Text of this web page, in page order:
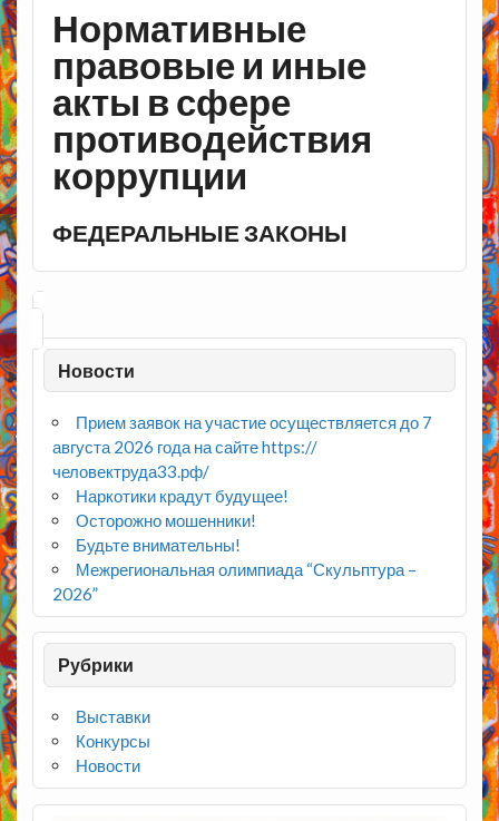
Нормативные
правовые и иные
акты в сфере
противодействия
коррупции
ФЕДЕРАЛЬНЫЕ ЗАКОНЫ
Новости
Прием заявок на участие осуществляется до 7
августа 2026 года на сайте https://
человектруда33.рф/
Наркотики крадут будущее!
Осторожно мошенники!
Будьте внимательны!
Межрегиональная олимпиада “Скульптура –
2026”
Рубрики
Выставки
Конкурсы
Новости